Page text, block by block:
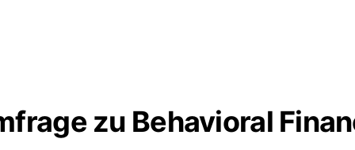
zu Behavioral